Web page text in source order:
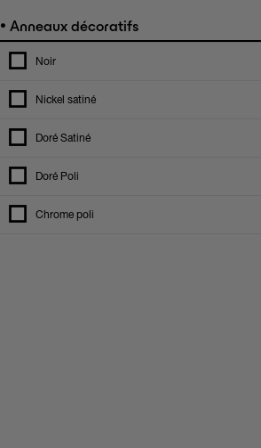
• Anneaux décoratifs
Noir
Nickel satiné
Doré Satiné
Doré Poli
Chrome poli